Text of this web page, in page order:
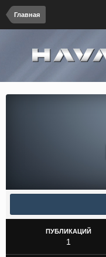
Главная
ПУБЛИКАЦИЙ
1